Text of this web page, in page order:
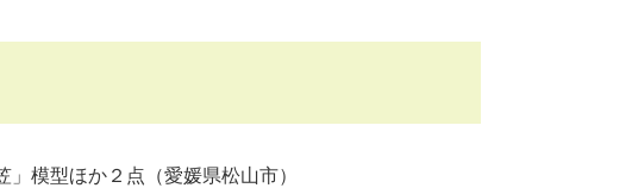
模型ほか２点（愛媛県松山市）